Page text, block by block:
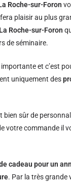
Roche-sur-Foron
plaisir au plus
Roche-sur-Foron
de séminaire.
et c’est
uniquement des
sûr de
votre commande il
cadeau pour un
. Par la très grande